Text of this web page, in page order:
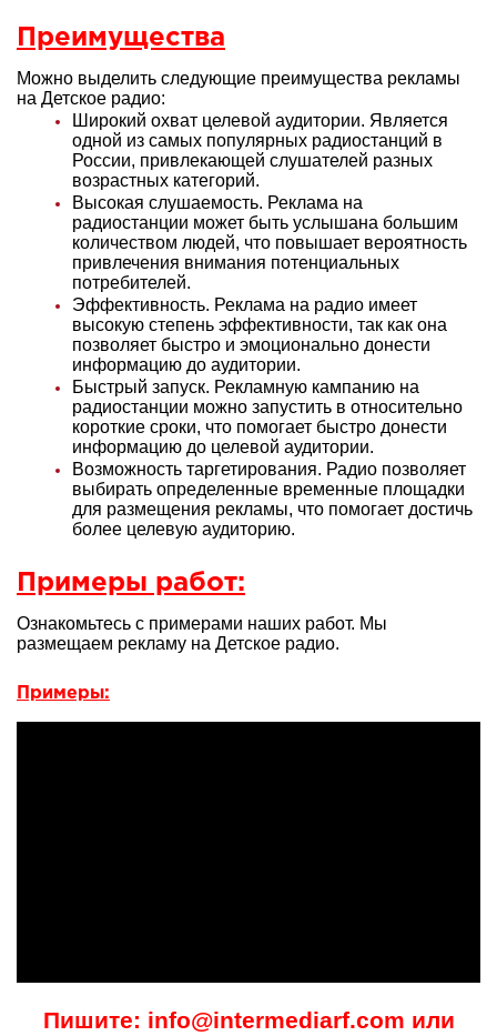
Преимущества
Можно выделить следующие преимущества рекламы
на Детское радио:
Широкий охват целевой аудитории. Является
одной из самых популярных радиостанций в
России, привлекающей слушателей разных
возрастных категорий.
Высокая слушаемость. Реклама на
радиостанции может быть услышана большим
количеством людей, что повышает вероятность
привлечения внимания потенциальных
потребителей.
Эффективность. Реклама на радио имеет
высокую степень эффективности, так как она
позволяет быстро и эмоционально донести
информацию до аудитории.
Быстрый запуск. Рекламную кампанию на
радиостанции можно запустить в относительно
короткие сроки, что помогает быстро донести
информацию до целевой аудитории.
Возможность таргетирования. Радио позволяет
выбирать определенные временные площадки
для размещения рекламы, что помогает достичь
более целевую аудиторию.
Примеры работ:
Ознакомьтесь с примерами наших работ. Мы
размещаем рекламу на Детское радио.
Примеры:
Пишите: info@intermediarf.com или